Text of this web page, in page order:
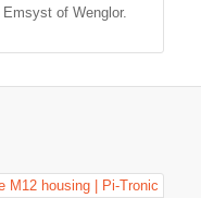
of Wenglor.